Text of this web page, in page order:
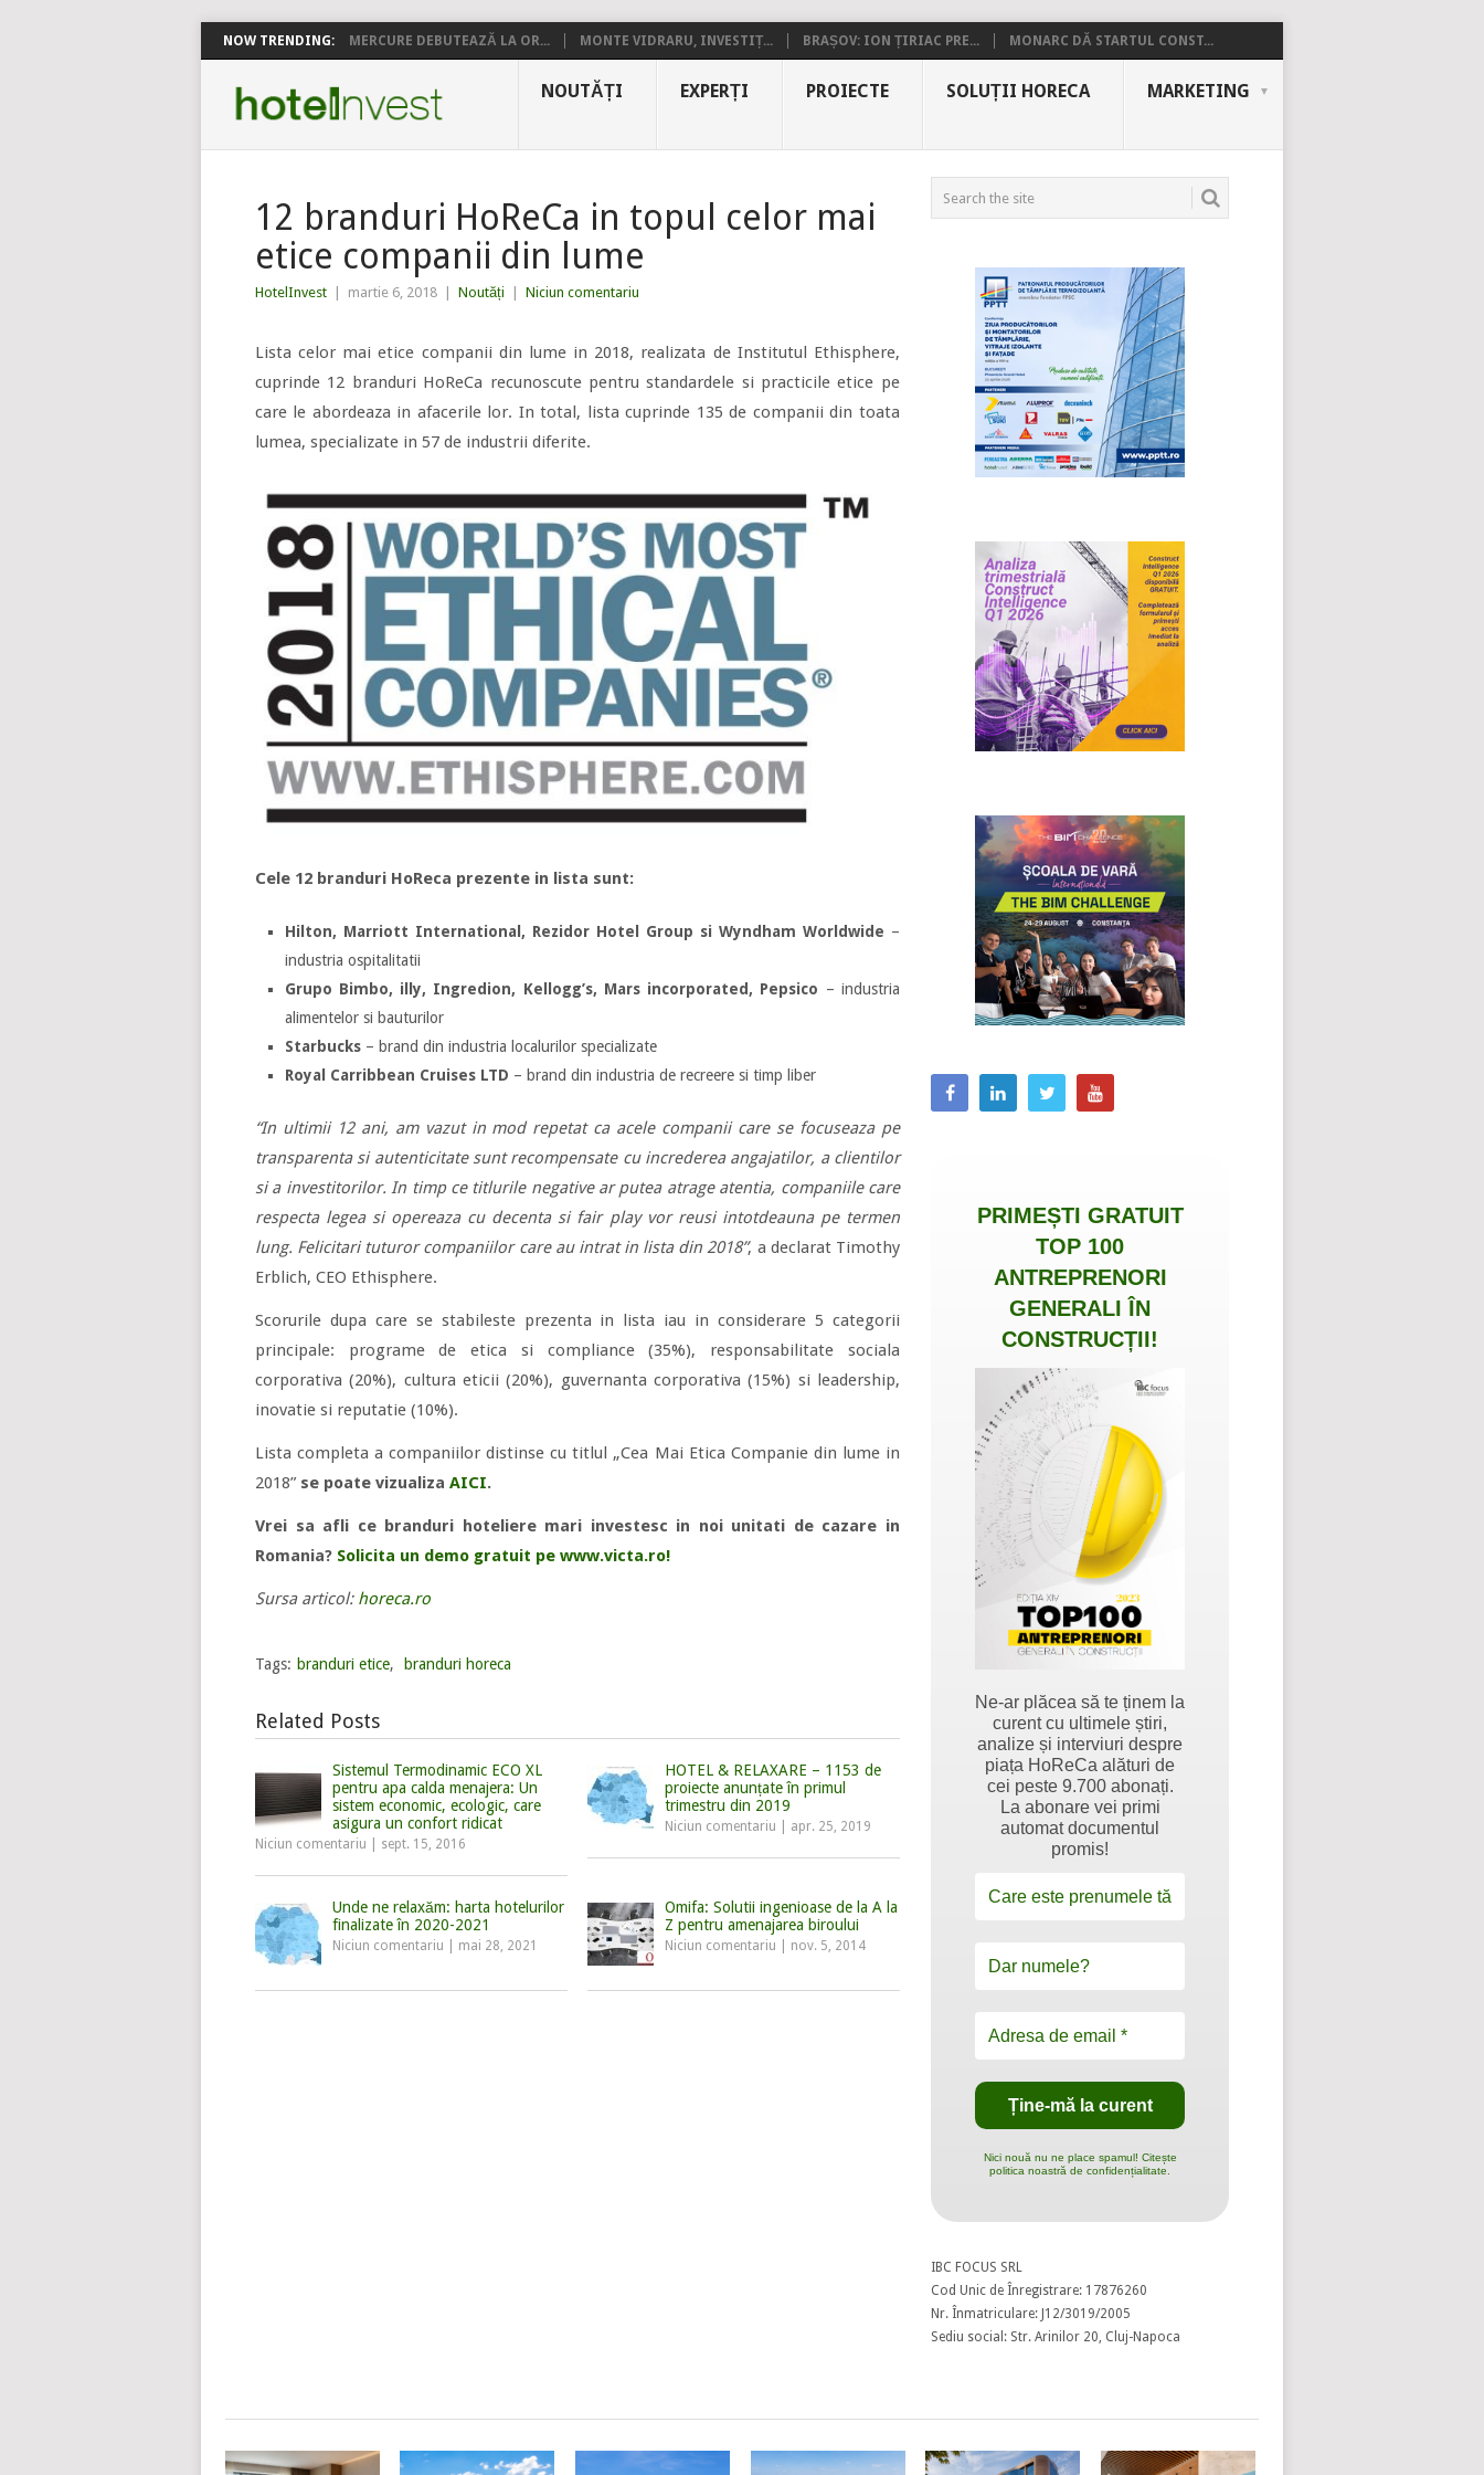
NOW TRENDING: MERCURE DEBUTEAZĂ LA OR... MONTE VIDRARU, INVESTIȚ... BRAȘOV: ION ȚIRIAC PRE... MONARC DĂ STARTUL CONST...
NOUTĂȚI EXPERȚI PROIECTE SOLUȚII HORECA MARKETING
12 branduri HoReCa in topul celor mai
etice companii din lume
HotelInvest martie 6, 2018 Noutăți Niciun comentariu
Lista celor mai etice companii din lume in 2018, realizata de Institutul Ethisphere,
cuprinde 12 branduri HoReCa recunoscute pentru standardele si practicile etice pe
care le abordeaza in afacerile lor. In total, lista cuprinde 135 de companii din toata
lumea, specializate in 57 de industrii diferite.
Cele 12 branduri HoReca prezente in lista sunt:
Hilton, Marriott International, Rezidor Hotel Group si Wyndham Worldwide –
industria ospitalitatii
Grupo Bimbo, illy, Ingredion, Kellogg’s, Mars incorporated, Pepsico – industria
alimentelor si bauturilor
Starbucks– brand din industria localurilor specializate
Royal Carribbean Cruises LTD – brand din industria de recreere si timp liber
“In ultimii 12 ani, am vazut in mod repetat ca acele companii care se focuseaza pe
transparenta si autenticitate sunt recompensate cu increderea angajatilor, a clientilor
si a investitorilor. In timp ce titlurile negative ar putea atrage atentia, companiile care
respecta legea si opereaza cu decenta si fair play vor reusi intotdeauna pe termen
lung. Felicitari tuturor companiilor care au intrat in lista din 2018”, a declarat Timothy
Erblich, CEO Ethisphere.
Scorurile dupa care se stabileste prezenta in lista iau in considerare 5 categorii
principale: programe de etica si compliance (35%), responsabilitate sociala
corporativa (20%), cultura eticii (20%), guvernanta corporativa (15%) si leadership,
inovatie si reputatie (10%).
Lista completa a companiilor distinse cu titlul „Cea Mai Etica Companie din lume in
2018” se poate vizualiza AICI.
Vrei sa afli ce branduri hoteliere mari investesc in noi unitati de cazare in
Romania? Solicita un demo gratuit pe www.victa.ro!
Sursa articol: horeca.ro
Tags: branduri etice, branduri horeca
Related Posts
Sistemul Termodinamic ECO XL
pentru apa calda menajera: Un
sistem economic, ecologic, care
asigura un confort ridicat
Niciun comentariu sept. 15, 2016
HOTEL & RELAXARE – 1153 de
proiecte anunțate în primul
trimestru din 2019
Niciun comentariu apr. 25, 2019
Unde ne relaxăm: harta hotelurilor
finalizate în 2020-2021
Niciun comentariu mai 28, 2021
Omifa: Solutii ingenioase de la A la
Z pentru amenajarea biroului
Niciun comentariu nov. 5, 2014
PRIMEȘTI GRATUIT
TOP 100
ANTREPRENORI
GENERALI ÎN
CONSTRUCȚII!
Ne-ar plăcea să te ținem la
curent cu ultimele știri,
analize și interviuri despre
piața HoReCa alături de
cei peste 9.700 abonați.
La abonare vei primi
automat documentul
promis!
Nici nouă nu ne place spamul! Citește
politica noastră de confidențialitate.
IBC FOCUS SRL
Cod Unic de Înregistrare: 17876260
Nr. Înmatriculare: J12/3019/2005
Sediu social: Str. Arinilor 20, Cluj-Napoca